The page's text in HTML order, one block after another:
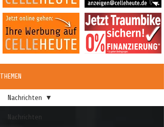
THEMEN
Nachrichten
Nachrichten